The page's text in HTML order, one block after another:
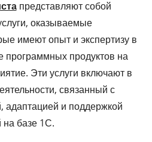
представляют собой
оказываемые
имеют опыт и экспертизу в
программных продуктов на
Эти услуги включают в
связанный с
адаптацией и поддержкой
базе 1С.